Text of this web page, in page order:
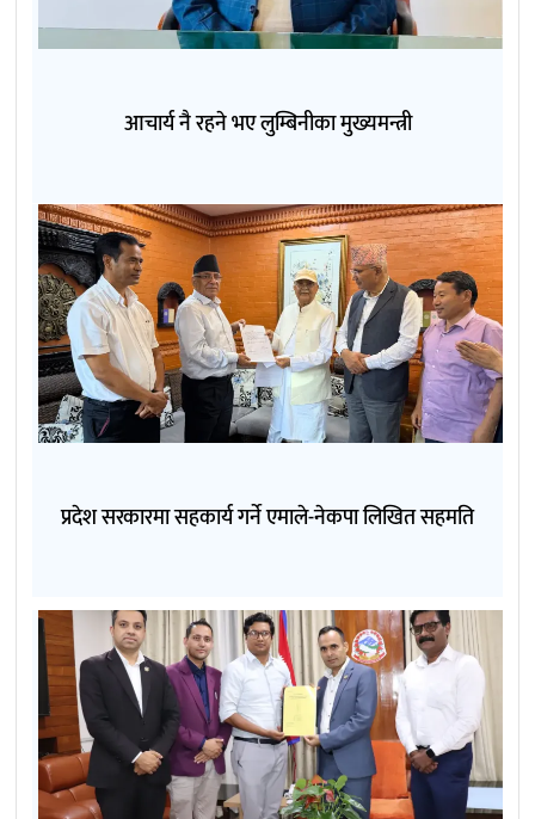
आचार्य नै रहने भए लुम्बिनीका मुख्यमन्त्री
प्रदेश सरकारमा सहकार्य गर्ने एमाले-नेकपा लिखित सहमति